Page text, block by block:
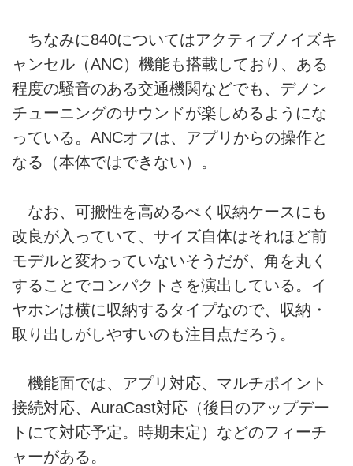
ちなみに840についてはアクティブノイズキ
ャンセル（ANC）機能も搭載しており、ある
程度の騒音のある交通機関などでも、デノン
チューニングのサウンドが楽しめるようにな
っている。ANCオフは、アプリからの操作と
なる（本体ではできない）。
なお、可搬性を高めるべく収納ケースにも
改良が入っていて、サイズ自体はそれほど前
モデルと変わっていないそうだが、角を丸く
することでコンパクトさを演出している。イ
ヤホンは横に収納するタイプなので、収納・
取り出しがしやすいのも注目点だろう。
機能面では、アプリ対応、マルチポイント
接続対応、AuraCast対応（後日のアップデー
トにて対応予定。時期未定）などのフィーチ
ャーがある。